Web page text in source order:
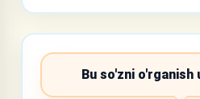
Bu so'zni o'rganish